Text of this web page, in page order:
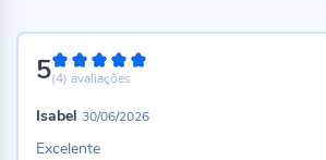
5100%
(4) avaliações
Isabel 30/06/2026
Excelente